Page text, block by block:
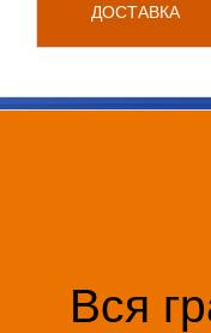
ДОСТАВКА
Вся